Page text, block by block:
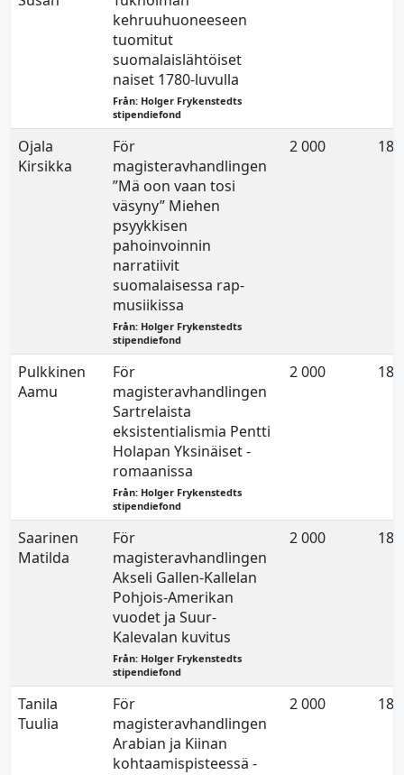
kehruuhuoneeseen
tuomitut
suomalaislähtöiset
naiset 1780-luvulla
Från: Holger Frykenstedts
stipendiefond
Ojala
Kirsikka
För
magisteravhandlingen
”Mä oon vaan tosi
väsyny” Miehen
psyykkisen
pahoinvoinnin
narratiivit
suomalaisessa rap-
musiikissa
Från: Holger Frykenstedts
stipendiefond
2 000
Pulkkinen
Aamu
För
magisteravhandlingen
Sartrelaista
eksistentialismia Pentti
Holapan Yksinäiset -
romaanissa
Från: Holger Frykenstedts
stipendiefond
2 000
Saarinen
Matilda
För
magisteravhandlingen
Akseli Gallen-Kallelan
Pohjois-Amerikan
vuodet ja Suur-
Kalevalan kuvitus
Från: Holger Frykenstedts
stipendiefond
2 000
Tanila
Tuulia
För
magisteravhandlingen
Arabian ja Kiinan
kohtaamispisteessä -
2 000